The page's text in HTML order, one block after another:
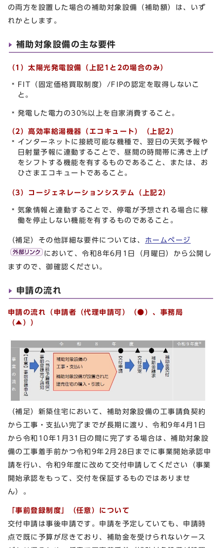
の両方を設置した場合の補助対象設備（補助額）は、いず
れかとします。
補助対象設備の主な要件
（1）太陽光発電設備（上記1と2の場合のみ）
FIT（固定価格買取制度）/FIPの認定を取得しないこ
と。
発電した電力の30%以上を自家消費すること。
（2）高効率給湯機器（エコキュート）（上記2）
インターネットに接続可能な機種で、翌日の天気予報や
日射量予報に連動することで、昼間の時間帯に沸き上げ
をシフトする機能を有するものであること、または、お
ひさまエコキュートであること。
（3）コージェネレーションシステム（上記2）
気象情報と連動することで、停電が予想される場合に稼
働を停止しない機能を有するものであること。
（補足）その他詳細な要件については、 ホームページ
において、令和8年6月1日（月曜日）から公開し
ますので、御確認ください。
申請の流れ
申請の流れ（申請者（代理申請可）（●）、事務局
（▲））
（補足）新築住宅において、補助対象設備の工事請負契約
から工事・支払い完了までが長期に渡り、令和9年4月1日
から令和10年1月31日の間に完了する場合は、補助対象設
備の工事着手前かつ令和9年2月28日までに事業開始承認申
請を行い、令和9年度に改めて交付申請してください（事業
開始承認をもって、交付を保証するものではありませ
ん）。
「事前登録制度」（任意）について
交付申請は事後申請です。申請を予定していても、申請時
点で既に予算が尽きており、補助金を受けられないケース